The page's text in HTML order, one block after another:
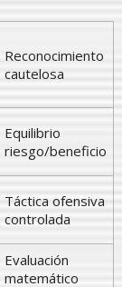
Reconocimiento
cautelosa
Equilibrio
riesgo/beneficio
Táctica ofensiva
controlada
Evaluación
matemático